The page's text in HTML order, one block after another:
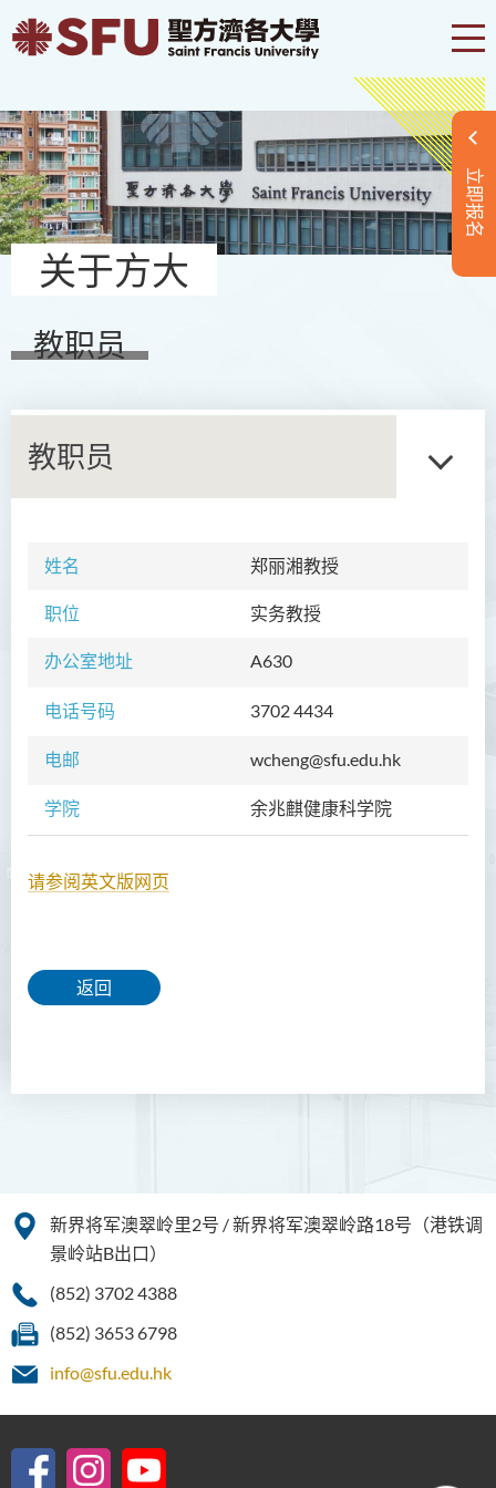
立即报名
关于方大
教职员
教职员
姓名 郑丽湘教授
职位 实务教授
办公室地址 A630
电话号码 3702 4434
电邮 wcheng@sfu.edu.hk
学院 余兆麒健康科学院
请参阅英文版网页
返回
学院简介
院长的话
课程概览
教职员
校外顾问团及校外考试委员
学生活动
新界将军澳翠岭里2号 / 新界将军澳翠岭路18号（港铁调
景岭站B出口）
(852) 3702 4388
(852) 3653 6798
info@sfu.edu.hk